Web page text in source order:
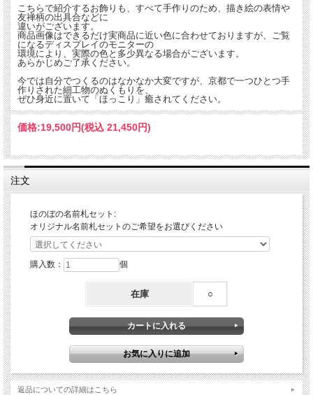
こちらで紹介するお飾りも、すべて手作りのため、描き絵の表情や
友禅柄の出具合などに
違いがございます。
商品画像はできるだけ実商品に近い色に合わせておりますが、ご覧
になるディスプレイのモニターの
環境により、実際の色と多少異なる場合がございます。
あらかじめご了承ください。
今では自分でつくるのはなかなか大変ですが、京都で一つひとつ手
作りされた細工物のぬくもりを、
ぜひ身近に置いて「ほっこり」癒されてください。
価格:19,500円(税込 21,450円)
注文
ほのぼの名前札セット:
オリジナル名前札セットのご希望をお選びください
購入数： 個
在庫 ○
返品についての詳細はこちら